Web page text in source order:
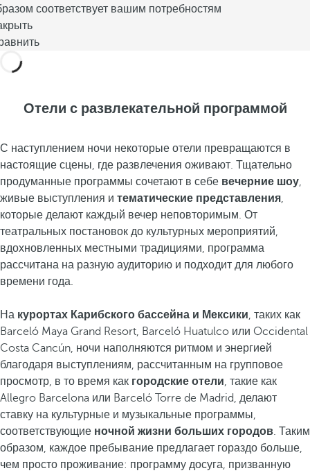
соответствует вашим потребностям
Отели с развлекательной программой
С наступлением ночи некоторые отели превращаются в
настоящие сцены, где развлечения оживают. Тщательно
продуманные программы сочетают в себе вечерние шоу,
живые выступления и тематические представления,
которые делают каждый вечер неповторимым. От
театральных постановок до культурных мероприятий,
вдохновленных местными традициями, программа
рассчитана на разную аудиторию и подходит для любого
времени года.
На курортах Карибского бассейна и Мексики, таких как
Barceló Maya Grand Resort, Barceló Huatulco или Occidental
Costa Cancún, ночи наполняются ритмом и энергией
благодаря выступлениям, рассчитанным на групповое
просмотр, в то время как городские отели, такие как
Allegro Barcelona или Barceló Torre de Madrid, делают
ставку на культурные и музыкальные программы,
соответствующие ночной жизни больших городов. Таким
образом, каждое пребывание предлагает гораздо больше,
чем просто проживание: программу досуга, призванную